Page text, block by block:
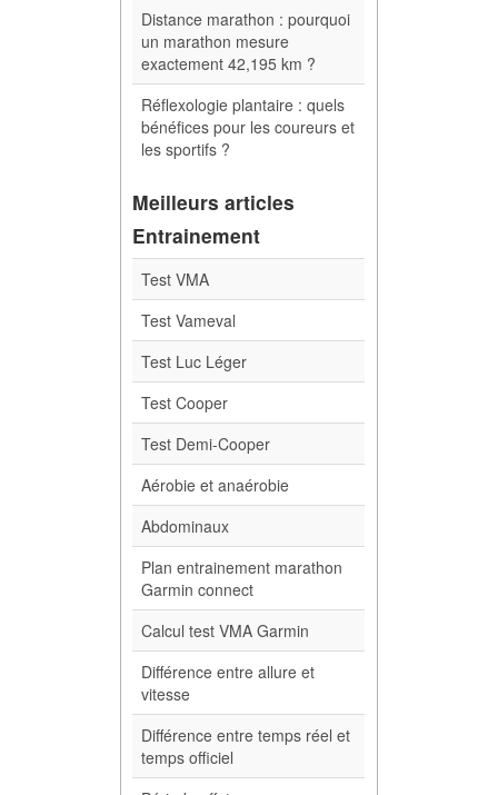
Distance marathon : pourquoi
un marathon mesure
exactement 42,195 km ?
Réflexologie plantaire : quels
bénéfices pour les coureurs et
les sportifs ?
Meilleurs articles
Entrainement
Test VMA
Test Vameval
Test Luc Léger
Test Cooper
Test Demi-Cooper
Aérobie et anaérobie
Abdominaux
Plan entrainement marathon
Garmin connect
Calcul test VMA Garmin
Différence entre allure et
vitesse
Différence entre temps réel et
temps officiel